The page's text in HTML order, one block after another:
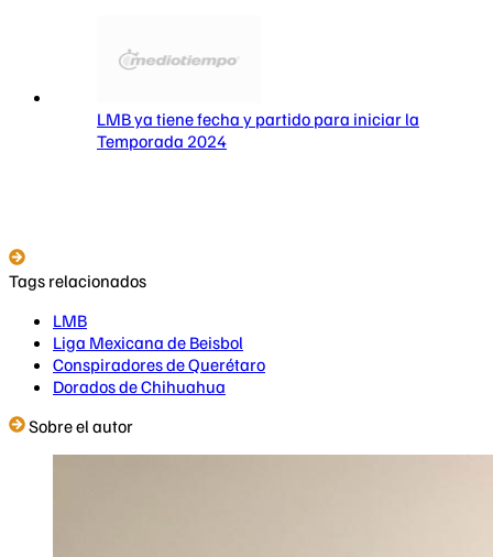
LMB ya tiene fecha y partido para iniciar la
Temporada 2024
Tags relacionados
LMB
Liga Mexicana de Beisbol
Conspiradores de Querétaro
Dorados de Chihuahua
Sobre el autor